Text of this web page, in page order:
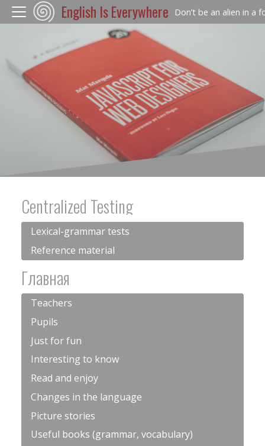
English Is Everywhere Don’t be an alien in a
Centralized Testing
Lexical-grammar tests
Reference material
Главная
Teachers
Pupils
Just for fun
Interesting to know
Read and enjoy
Changes in the language
Picture stories
Useful books (grammar, vocabulary)